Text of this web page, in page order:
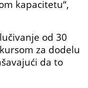
kapacitetu“,
od 30
za dodelu
da to